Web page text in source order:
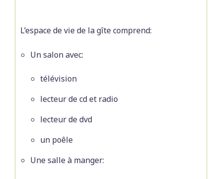
L’espace de vie de la gîte comprend:
Un salon avec:
télévision
lecteur de cd et radio
lecteur de dvd
un poêle
Une salle à manger: